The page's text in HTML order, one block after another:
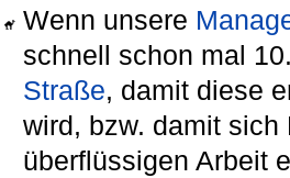
Wenn unsere
schnell schon mal
Straße, damit diese
wird, bzw. damit
überflüssigen Arbeit